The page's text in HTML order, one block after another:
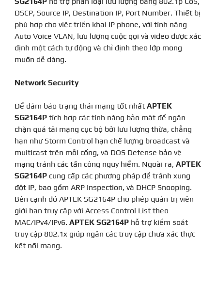
DSCP, Source IP, Destination IP, Port Number. Thiết bị
phù hợp cho việc triển khai IP phone, với tính năng
Auto Voice VLAN, lưu lượng cuộc gọi và video được xác
định một cách tự động và chỉ định theo lớp mong
muốn dễ dàng.
Network Security
Để đảm bảo trạng thái mạng tốt nhất APTEK
SG2164P tích hợp các tính năng bảo mật để ngăn
chặn quá tải mạng cục bộ bởi lưu lượng thừa, chẳng
hạn như Storm Control hạn chế lượng broadcast và
multicast trên mỗi cổng, và DOS Defense bảo vệ
mạng tránh các tấn công nguy hiểm. Ngoài ra, APTEK
SG2164P cung cấp các phương pháp để tránh xung
đột IP, bao gồm ARP Inspection, và DHCP Snooping.
Bên cạnh đó APTEK SG2164P cho phép quản trị viên
giới hạn truy cập với Access Control List theo
MAC/IPv4/IPv6. APTEK SG2164P hỗ trợ kiểm soát
truy cập 802.1x giúp ngăn các truy cập chưa xác thực
kết nối mạng.